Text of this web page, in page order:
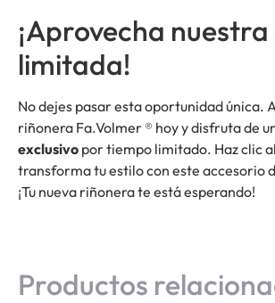
¡Aprovecha
limitada!
No dejes pasar esta oportunidad única.
riñonera Fa.Volmer ® hoy y disfruta de
exclusivo por tiempo limitado. Haz clic
transforma tu estilo con este accesorio
¡Tu nueva riñonera te está esperando!
Productos